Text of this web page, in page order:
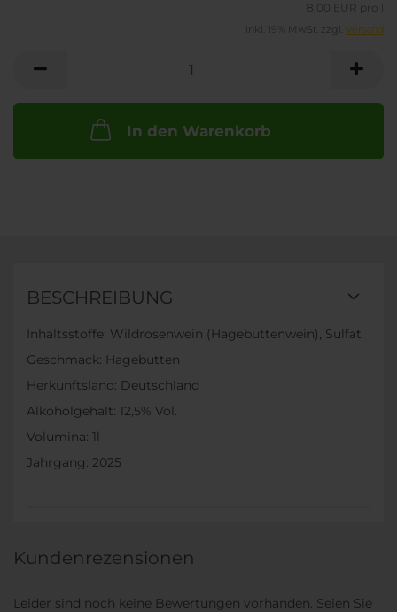
8,00 EUR pro l
inkl. 19% MwSt. zzgl. Versand
In den Warenkorb
BESCHREIBUNG
Inhaltsstoffe: Wildrosenwein (Hagebuttenwein), Sulfat
Geschmack: Hagebutten
Herkunftsland: Deutschland
Alkoholgehalt: 12,5% Vol.
Volumina: 1l
Jahrgang: 2025
Kundenrezensionen
Leider sind noch keine Bewertungen vorhanden. Seien Sie